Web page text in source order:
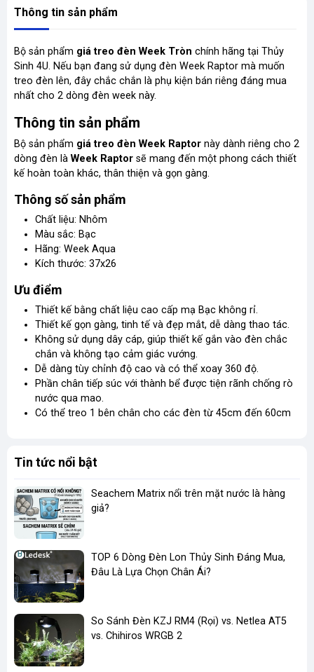
Thông tin sản phẩm
Bộ sản phẩm giá treo đèn Week Tròn chính hãng tại Thủy
Sinh 4U. Nếu bạn đang sử dụng đèn Week Raptor mà muốn
treo đèn lên, đây chắc chắn là phụ kiện bán riêng đáng mua
nhất cho 2 dòng đèn week này.
Thông tin sản phẩm
Bộ sản phẩm giá treo đèn Week Raptor này dành riêng cho 2
dòng đèn là Week Raptor sẽ mang đến một phong cách thiết
kế hoàn toàn khác, thân thiện và gọn gàng.
Thông số sản phẩm
Chất liệu: Nhôm
Màu sắc: Bạc
Hãng: Week Aqua
Kích thước: 37x26
Ưu điểm
Thiết kế bằng chất liệu cao cấp mạ Bạc không rỉ.
Thiết kế gọn gàng, tinh tế và đẹp mắt, dễ dàng thao tác.
Không sử dụng dây cáp, giúp thiết kế gắn vào đèn chắc
chắn và không tạo cảm giác vướng.
Dễ dàng tùy chỉnh độ cao và có thể xoay 360 độ.
Phần chân tiếp súc với thành bể được tiện rãnh chống rò
nước qua mao.
Có thể treo 1 bên chân cho các đèn từ 45cm đến 60cm
Tin tức nổi bật
Seachem Matrix nổi trên mặt nước là hàng
giả?
TOP 6 Dòng Đèn Lon Thủy Sinh Đáng Mua,
Đâu Là Lựa Chọn Chân Ái?
So Sánh Đèn KZJ RM4 (Rọi) vs. Netlea AT5
vs. Chihiros WRGB 2